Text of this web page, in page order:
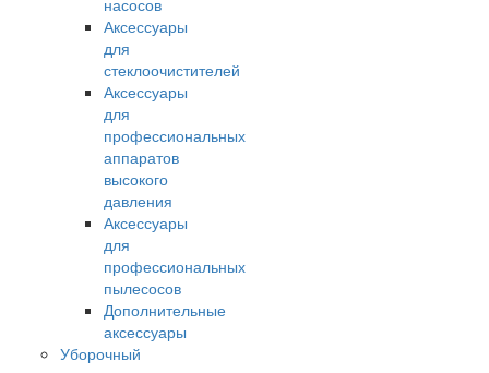
насосов
Аксессуары
для
стеклоочистителей
Аксессуары
для
профессиональных
аппаратов
высокого
давления
Аксессуары
для
профессиональных
пылесосов
Дополнительные
аксессуары
Уборочный